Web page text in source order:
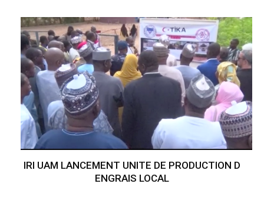
IRI UAM LANCEMENT UNITE DE PRODUCTION D
ENGRAIS LOCAL